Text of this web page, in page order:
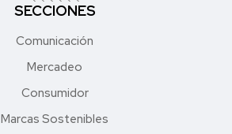
SECCIONES
Comunicación
Mercadeo
Consumidor
Marcas Sostenibles